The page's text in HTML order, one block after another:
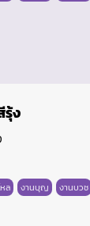
รุ้ง
ล งานบุญ งานบวช